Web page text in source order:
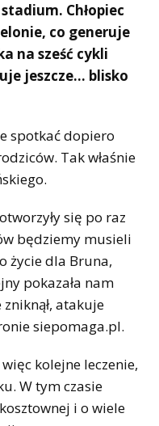
Chłopiec
co generuje
na sześć cykli
jeszcze… blisko
spotkać dopiero
Tak właśnie
się po raz
będziemy musieli
życie dla Bruna,
pokazała nam
atakuje
siepomaga.pl.
kolejne leczenie,
W tym czasie
i o wiele